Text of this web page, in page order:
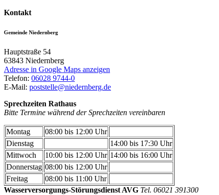
Kontakt
Gemeinde Niedernberg
Hauptstraße 54
63843 Niedernberg
Adresse in Google Maps anzeigen
Telefon: 06028 9744-0
E-Mail: poststelle@niedernberg.de
Sprechzeiten Rathaus
Bitte Termine während der Sprechzeiten vereinbaren
Montag
08:00 bis 12:00 Uhr
Dienstag
14:00 bis 17:30 Uhr
Mittwoch
10:00 bis 12:00 Uhr 14:00 bis 16:00 Uhr
Donnerstag 08:00 bis 12:00 Uhr
Freitag
08:00 bis 11:00 Uhr
Wasserversorgungs-Störungsdienst AVG Tel. 06021 391300